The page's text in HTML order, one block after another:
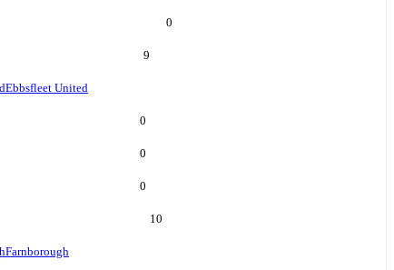
0
9
Ebbsfleet United
0
0
0
10
Farnborough